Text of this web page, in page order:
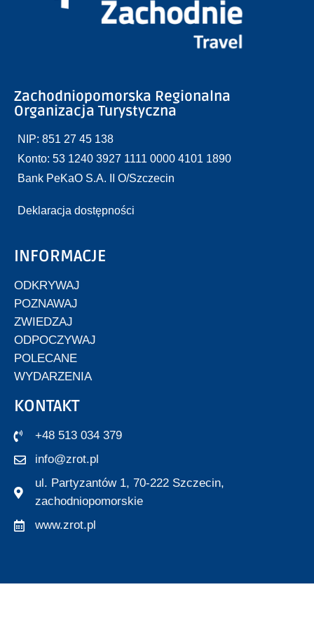
Zachodniopomorska Regionalna
Organizacja Turystyczna
NIP: 851 27 45 138
Konto: 53 1240 3927 1111 0000 4101 1890
Bank PeKaO S.A. II O/Szczecin
Deklaracja dostępności
INFORMACJE
ODKRYWAJ
POZNAWAJ
ZWIEDZAJ
ODPOCZYWAJ
POLECANE
WYDARZENIA
KONTAKT
+48 513 034 379
info@zrot.pl
ul. Partyzantów 1, 70-222 Szczecin,
zachodniopomorskie
www.zrot.pl